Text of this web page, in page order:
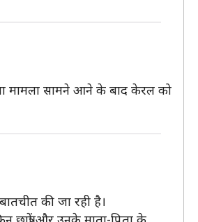
मामला सामने आने के बाद केरल को
की जा रही है।